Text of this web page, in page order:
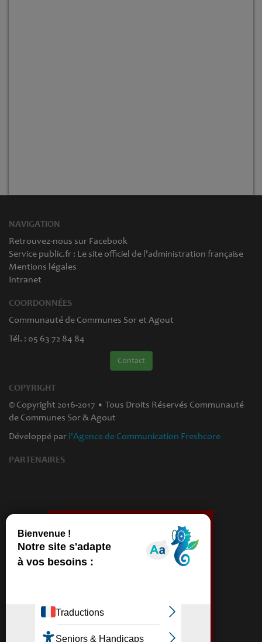
NAVIGATION
Retrouvez-nous sur Facebook
Service public.fr : Le site officiel de l'administration française
Mentions légales
Intranet
COORDONNÉES
Communauté de Communes Sor et Agout
Tél. : 05 63 72 84 84
Contact
COPYRIGHT
© Copyright 2016-2017 • Tous Droits Réservés Communauté
de Communes Sor & Agout
Développé par l'Agence de Communication Freshcore
PARTENAIRES